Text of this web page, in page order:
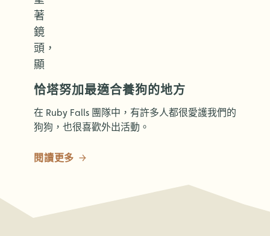
恰塔努加最適合養狗的地方
在 Ruby Falls 團隊中，有許多人都很愛護我們的
狗狗，也很喜歡外出活動。
閱讀更多